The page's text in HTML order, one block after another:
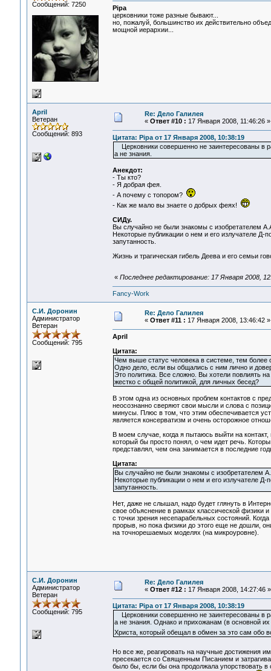
Сообщений: 7250
Pipa
церковники тоже разные бывают...
но, пожалуй, большинство их действительно
мощной иерархии...
April
Ветеран
Сообщений: 893
Re: Дело Галилея
« Ответ #10 : 17 Января 2008, 11:46:26 »
Цитата: Pipa от 17 Января 2008, 10:38:19
Церковники совершенно не заинтересованы в
а не знания.
Анекдот:
- Ты кто?
- Я добрая фея.
- А почему с топором?
- Как же мало вы знаете о добрых феях!
СИДу.
Вы случайно не были знакомы с изобретателем
Некоторые публикации о нем и его излучателе Д-
запутанность.
Жизнь и трагическая гибель Деева и его семьи
« Последнее редактирование: 17 Января 2008,
Fancy-Work
С.И. Доронин
Администратор
Ветеран
Сообщений: 795
Re: Дело Галилея
« Ответ #11 : 17 Января 2008, 13:46:42 »
April
Цитата:
Чем выше статус человека в системе, тем более
Одно дело, если вы общались с ним лично и
Это политика. Все сложно. Вы хотели повлиять
жестко с общей политикой, для личных бесед?
В этом одна из основных проблем контактов с
неосознанно сверяют свои мысли и слова с
минусы. Плюс в том, что этим обеспечивается
является консерватизм и очень осторожное
В моем случае, когда я пытаюсь выйти на
который бы просто понял, о чем идет речь.
представлял, чем она занимается в последние
Цитата:
Вы случайно не были знакомы с изобретателем
Некоторые публикации о нем и его излучателе
запутанность.
Нет, даже не слышал, надо будет глянуть в
свое объяснение в рамках классической физики
с точки зрения несепарабельных состояний.
прорыв, но пока физики до этого еще не дошли,
на точнорешаемых моделях (на микроуровне).
С.И. Доронин
Администратор
Ветеран
Сообщений: 795
Re: Дело Галилея
« Ответ #12 : 17 Января 2008, 14:27:46 »
Цитата: Pipa от 17 Января 2008, 10:38:19
Церковники совершенно не заинтересованы в
а не знания. Однако и прихожанам (в основной
Христа, который обещал в обмен за это сам обо
Но все же, реагировать на научные достижения
пресекается со Священным Писанием и
было бы, если бы она продолжала упорствовать